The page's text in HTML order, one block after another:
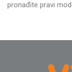
pronađite pravi